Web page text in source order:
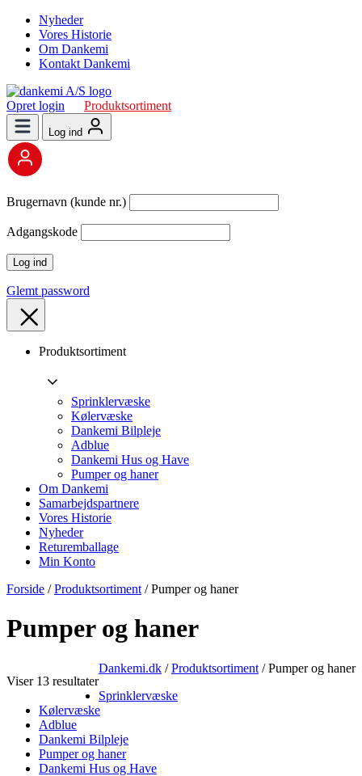
Nyheder
Vores Historie
Om Dankemi
Kontakt Dankemi
Opret login Produktsortiment
Log ind
Brugernavn (kunde nr.)
Adgangskode
Glemt password
Produktsortiment
Sprinklervæske
Kølervæske
Dankemi Bilpleje
Adblue
Dankemi Hus og Have
Pumper og haner
Om Dankemi
Samarbejdspartnere
Vores Historie
Nyheder
Returemballage
Min Konto
Forside /Produktsortiment / Pumper og haner
Pumper og haner
Viser 13 resultater
Dankemi.dk /Produktsortiment /Pumper og haner
Sprinklervæske
Kølervæske
Adblue
Dankemi Bilpleje
Pumper og haner
Dankemi Hus og Have